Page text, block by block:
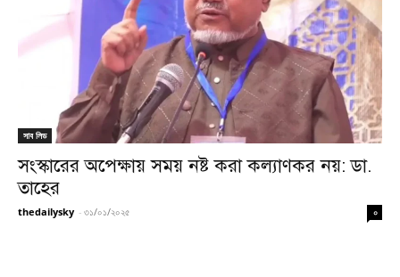
সাব লিড
সংস্কারের অপেক্ষায় সময় নষ্ট করা কল্যাণকর নয়: ডা.
তাহের
thedailysky - ৩১/০১/২০২৫ ০